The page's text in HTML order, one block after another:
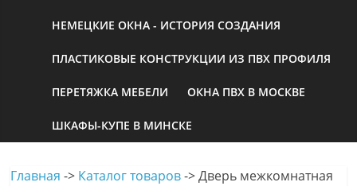
НЕМЕЦКИЕ ОКНА - ИСТОРИЯ СОЗДАНИЯ
ПЛАСТИКОВЫЕ КОНСТРУКЦИИ ИЗ ПВХ ПРОФИЛЯ
ПЕРЕТЯЖКА МЕБЕЛИ ОКНА ПВХ В МОСКВЕ
ШКАФЫ-КУПЕ В МИНСКЕ
Главная -> Каталог товаров->Дверь межкомнатная